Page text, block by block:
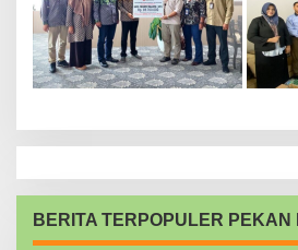
BERITA TERPOPULER PEKAN